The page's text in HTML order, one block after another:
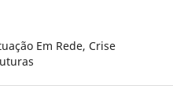
Em Rede, Crise